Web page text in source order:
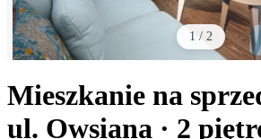
1 / 2
Mieszkanie na
ul. Owsiana · 2